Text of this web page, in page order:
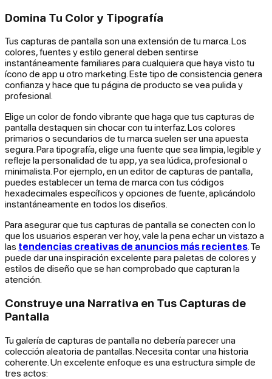
Domina Tu Color y Tipografía
Tus capturas de pantalla son una extensión de tu marca. Los
colores, fuentes y estilo general deben sentirse
instantáneamente familiares para cualquiera que haya visto tu
ícono de app u otro marketing. Este tipo de consistencia genera
confianza y hace que tu página de producto se vea pulida y
profesional.
Elige un color de fondo vibrante que haga que tus capturas de
pantalla destaquen sin chocar con tu interfaz. Los colores
primarios o secundarios de tu marca suelen ser una apuesta
segura. Para tipografía, elige una fuente que sea limpia, legible y
refleje la personalidad de tu app, ya sea lúdica, profesional o
minimalista. Por ejemplo, en un editor de capturas de pantalla,
puedes establecer un tema de marca con tus códigos
hexadecimales específicos y opciones de fuente, aplicándolo
instantáneamente en todos los diseños.
Para asegurar que tus capturas de pantalla se conecten con lo
que los usuarios esperan ver hoy, vale la pena echar un vistazo a
las tendencias creativas de anuncios más recientes . Te
puede dar una inspiración excelente para paletas de colores y
estilos de diseño que se han comprobado que capturan la
atención.
Construye una Narrativa en Tus Capturas de
Pantalla
Tu galería de capturas de pantalla no debería parecer una
colección aleatoria de pantallas. Necesita contar una historia
coherente. Un excelente enfoque es una estructura simple de
tres actos: